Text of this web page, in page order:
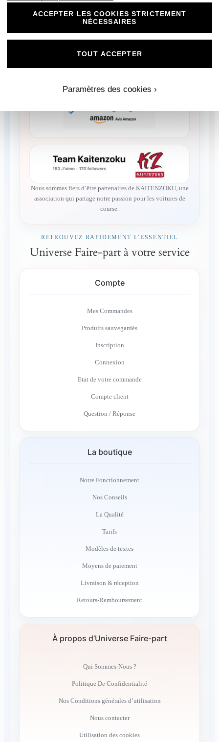
Universe Faire-part ✩
Nous créons pour tous les événements
« L’inspiration vient en travaillant, créons l’unique
Nous sommes fiers d’être partenaires de KAITENZOKU, une
association qui partage notre passion pour les voitures de
course.
RETROUVEZ RAPIDEMENT L’ESSENTIEL
Universe Faire-part à votre service
Compte
Mes Commandes
Produits sauvegardés
Inscription
Connexion
Etat de votre commande
Compte client
Question / Réponse
La boutique
Notre Fonctionnement
Nos Conseils
La Qualité
Tarifs
Modèles de textes
Moyens de paiement
Livraison & réception
Retours-Remboursement
À propos d’Universe Faire-part
Qui Sommes-Nous ?
Politique De Confidentialité
Nos Conditions générales d’utilisation
Nous contacter
Utilisation des cookies
ACCEPTER LES COOKIES STRICTEMENT
NÉCESSAIRES
Paramètres des cookies ›
TOUT ACCEPTER